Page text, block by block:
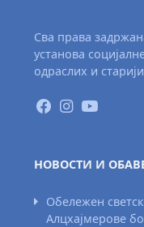
Сва права
установа
одраслих и
НОВОСТИ И
Обележен
Алцхајмерове